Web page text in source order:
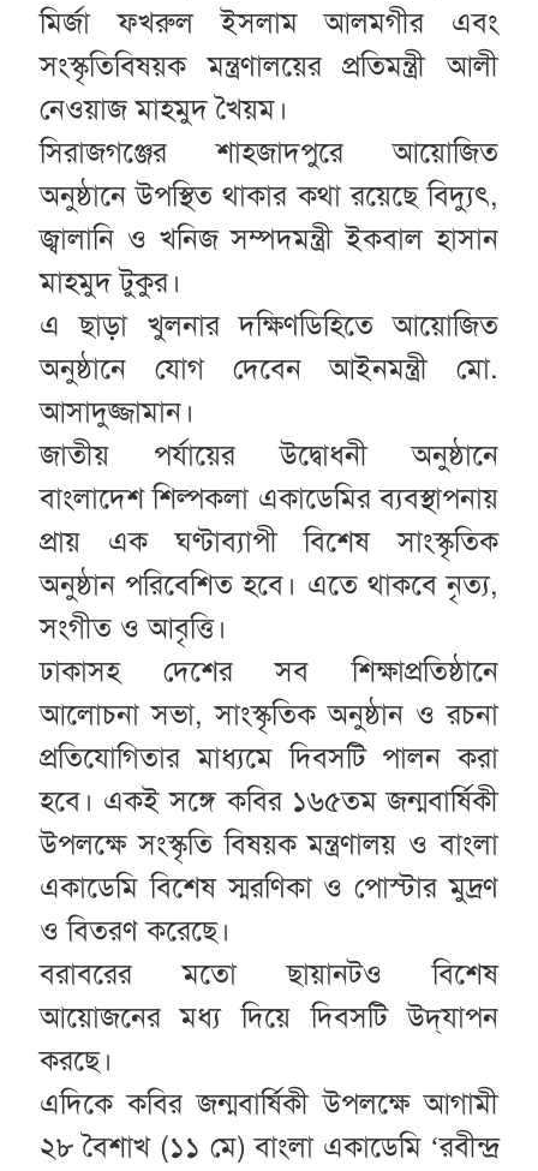
মির্জা ফখরুল ইসলাম আলমগীর এবং
সংস্কৃতিবিষয়ক মন্ত্রণালয়ের প্রতিমন্ত্রী আলী
নেওয়াজ মাহমুদ খৈয়ম।
সিরাজগঞ্জের শাহজাদপুরে আয়োজিত
অনুষ্ঠানে উপস্থিত থাকার কথা রয়েছে বিদ্যুৎ,
জ্বালানি ও খনিজ সম্পদমন্ত্রী ইকবাল হাসান
মাহমুদ টুকুর।
এ ছাড়া খুলনার দক্ষিণডিহিতে আয়োজিত
অনুষ্ঠানে যোগ দেবেন আইনমন্ত্রী মো.
আসাদুজ্জামান।
জাতীয় পর্যায়ের উদ্বোধনী অনুষ্ঠানে
বাংলাদেশ শিল্পকলা একাডেমির ব্যবস্থাপনায়
প্রায় এক ঘণ্টাব্যাপী বিশেষ সাংস্কৃতিক
অনুষ্ঠান পরিবেশিত হবে। এতে থাকবে নৃত্য,
সংগীত ও আবৃত্তি।
ঢাকাসহ দেশের সব শিক্ষাপ্রতিষ্ঠানে
আলোচনা সভা, সাংস্কৃতিক অনুষ্ঠান ও রচনা
প্রতিযোগিতার মাধ্যমে দিবসটি পালন করা
হবে। একই সঙ্গে কবির ১৬৫তম জন্মবার্ষিকী
উপলক্ষে সংস্কৃতি বিষয়ক মন্ত্রণালয় ও বাংলা
একাডেমি বিশেষ স্মরণিকা ও পোস্টার মুদ্রণ
ও বিতরণ করেছে।
বরাবরের মতো ছায়ানটও বিশেষ
আয়োজনের মধ্য দিয়ে দিবসটি উদ্‌যাপন
করছে।
এদিকে কবির জন্মবার্ষিকী উপলক্ষে আগামী
২৮ বৈশাখ (১১ মে) বাংলা একাডেমি ‘রবীন্দ্র